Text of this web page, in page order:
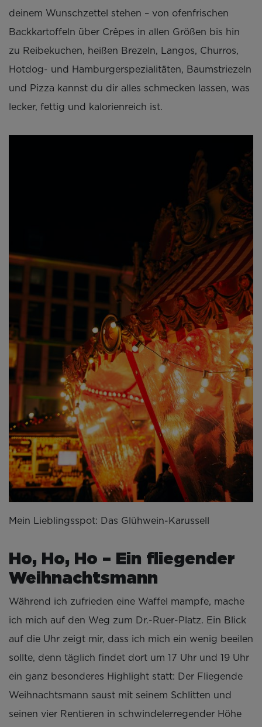
deinem Wunschzettel stehen – von ofenfrischen
Backkartoffeln über Crêpes in allen Größen bis hin
zu Reibekuchen, heißen Brezeln, Langos, Churros,
Hotdog- und Hamburgerspezialitäten, Baumstriezeln
und Pizza kannst du dir alles schmecken lassen, was
lecker, fettig und kalorienreich ist.
Mein Lieblingsspot: Das Glühwein-Karussell
Ho, Ho, Ho – Ein fliegender
Weihnachtsmann
Während ich zufrieden eine Waffel mampfe, mache
ich mich auf den Weg zum Dr.-Ruer-Platz. Ein Blick
auf die Uhr zeigt mir, dass ich mich ein wenig beeilen
sollte, denn täglich findet dort um 17 Uhr und 19 Uhr
ein ganz besonderes Highlight statt: Der Fliegende
Weihnachtsmann saust mit seinem Schlitten und
seinen vier Rentieren in schwindelerregender Höhe